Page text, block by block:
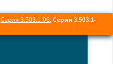
Серия 3.503.1-96, Серия 3.503.1-